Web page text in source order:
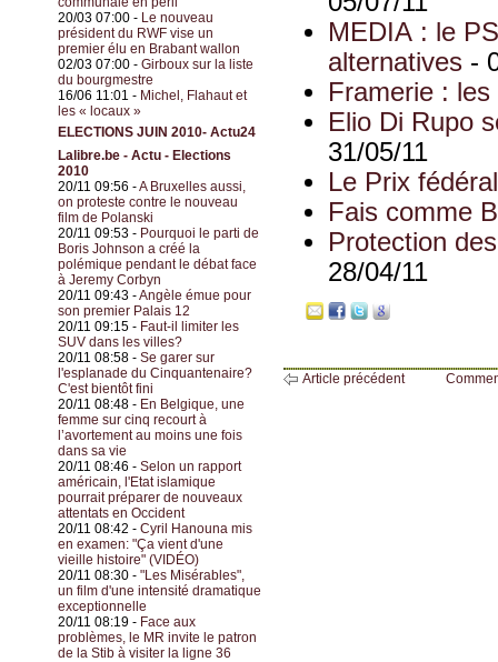
20/03 07:00 - Le nouveau
président du RWF vise un
premier élu en Brabant wallon
02/03 07:00 - Girboux sur la liste
du bourgmestre
16/06 11:01 - Michel, Flahaut et
les « locaux »
ELECTIONS JUIN 2010- Actu24
Lalibre.be - Actu - Elections
2010
20/11 09:56 -A Bruxelles aussi,
on proteste contre le nouveau
film de Polanski
20/11 09:53 - Pourquoi le parti de
Boris Johnson a créé la
polémique pendant le débat face
à Jeremy Corbyn
20/11 09:43 -Angèle émue pour
son premier Palais 12
20/11 09:15 - Faut-il limiter les
SUV dans les villes?
20/11 08:58 - Se garer sur
l'esplanade du Cinquantenaire?
C'est bientôt fini
20/11 08:48 - En Belgique, une
femme sur cinq recourt à
l’avortement au moins une fois
dans sa vie
20/11 08:46 - Selon un rapport
américain, l'Etat islamique
pourrait préparer de nouveaux
attentats en Occident
20/11 08:42 - Cyril Hanouna mis
en examen: "Ça vient d'une
vieille histoire" (VIDÉO)
20/11 08:30 - "Les Misérables",
un film d'une intensité dramatique
exceptionnelle
20/11 08:19 - Face aux
problèmes, le MR invite le patron
de la Stib à visiter la ligne 36
MEDIA : le
alternatives -
Framerie :
Elio Di Rupo
31/05/11
Le Prix
Fais comme
Protection
28/04/11
Article précédent